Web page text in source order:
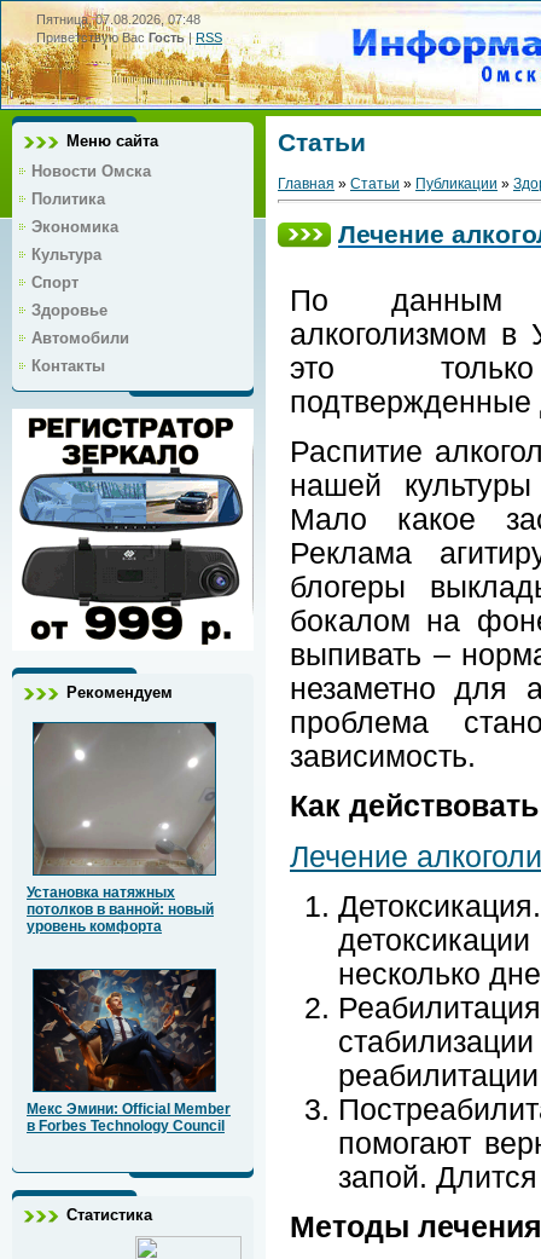
Пятница, 07.08.2026, 07:48
Приветствую Вас Гость|RSS
Меню сайта
Новости Омска
Политика
Экономика
Культура
Спорт
Здоровье
Автомобили
Контакты
Рекомендуем
Установка натяжных
потолков в ванной: новый
уровень комфорта
Мекс Эмини: Official Member
в Forbes Technology Council
Статистика
Статьи
Главная » Статьи » Публикации »
Лечение
По данным
алкоголизмом в
это
подтвержденные
Распитие
нашей
Мало какое
Реклама
блогеры
бокалом на
выпивать –
незаметно для
проблема
зависимость.
Как
Лечение
несколько
помогают
запой.
Методы